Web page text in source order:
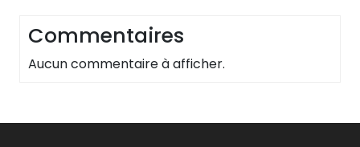
Commentaires
Aucun commentaire à afficher.